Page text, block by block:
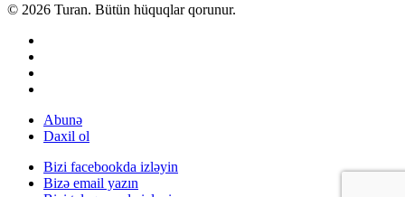
© 2026 Turan. Bütün hüquqlar qorunur.
Abunə
Daxil ol
Bizi facebookda izləyin
Bizə email yazın